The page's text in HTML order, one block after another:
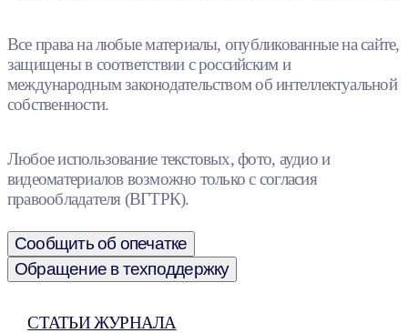
Все права на любые материалы, опубликованные на сайте,
защищены в соответствии с российским и
международным законодательством об интеллектуальной
собственности.
Любое использование текстовых, фото, аудио и
видеоматериалов возможно только с согласия
правообладателя (ВГТРК).
Сообщить об опечатке
Обращение в техподдержку
СТАТЬИ ЖУРНАЛА